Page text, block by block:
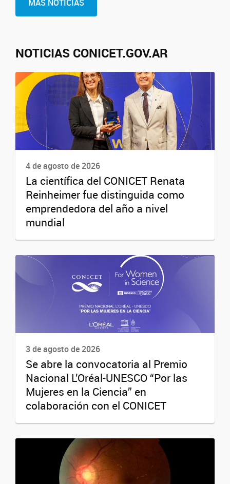
MÁS NOTICIAS
NOTICIAS CONICET.GOV.AR
4 de agosto de 2026
La científica del CONICET Renata
Reinheimer fue distinguida como
emprendedora del año a nivel
mundial
3 de agosto de 2026
Se abre la convocatoria al Premio
Nacional L’Oréal-UNESCO “Por las
Mujeres en la Ciencia” en
colaboración con el CONICET